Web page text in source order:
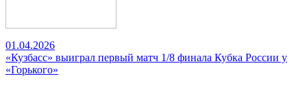
01.04.2026
«Кузбасс» выиграл первый матч 1/8 финала Кубка России у
«Горького»